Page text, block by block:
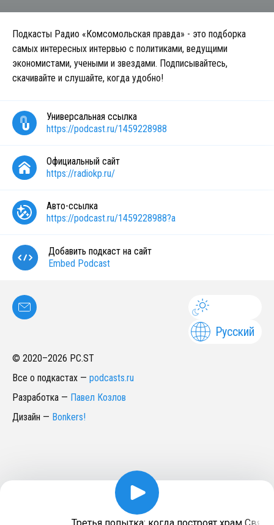
Подкасты Радио «Комсомольская правда» - это подборка
самых интересных интервью с политиками, ведущими
экономистами, учеными и звездами. Подписывайтесь,
скачивайте и слушайте, когда удобно!
Универсальная ссылка
https://podcast.ru/1459228988
Официальный сайт
https://radiokp.ru/
Авто-ссылка
https://podcast.ru/1459228988?a
Добавить подкаст на сайт
Embed Podcast
Русский
© 2020–2026 PC.ST
Все о подкастах — podcasts.ru
Разработка — Павел Козлов
Дизайн — Bonkers!